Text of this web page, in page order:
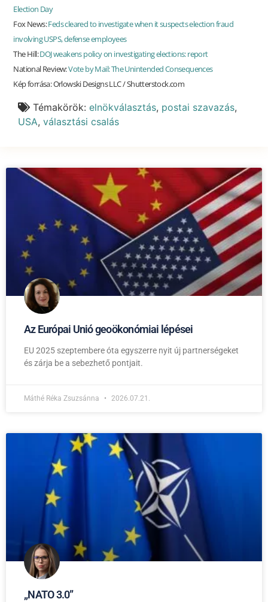
Az Európai Unió geoökonómiai lépései
EU 2025 szeptembere óta egyszerre nyit új partnerségeket
és zárja be a sebezhető pontjait.
Máthé Réka Zsuzsánna 2026.07.21.
,,NATO 3.0”
Election Day
Fox News:Feds cleared to investigate when it suspects election fraud
involving USPS, defense employees
The Hill:DOJ weakens policy on investigating elections: report
National Review:Vote by Mail: The Unintended Consequences
Kép forrása: Orlowski Designs LLC / Shutterstock.com
Témakörök: elnökválasztás, postai szavazás,
USA, választási csalás